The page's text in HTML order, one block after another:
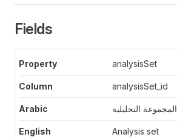
Fields
analysisSet
analysisSet_id
المجموعة التحليلية
Analysis set